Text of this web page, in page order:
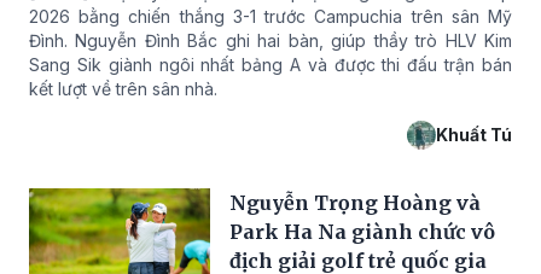
2026 bằng chiến thắng 3-1 trước Campuchia trên sân Mỹ
Đình. Nguyễn Đình Bắc ghi hai bàn, giúp thầy trò HLV Kim
Sang Sik giành ngôi nhất bảng A và được thi đấu trận bán
kết lượt về trên sân nhà.
Khuất Tú
Nguyễn Trọng Hoàng và
Park Ha Na giành chức vô
địch giải golf trẻ quốc gia